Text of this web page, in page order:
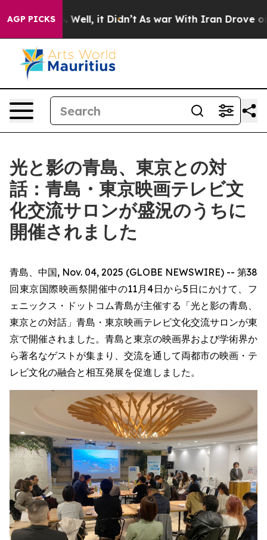
AGP PICKS
Well, it Didn’t As war With Iran Drove oil Prices
光と影の青島、東京との対
話：青島・東京映画テレビ文
化交流サロンが盛況のうちに
開催されました
青島、中国, Nov. 04, 2025 (GLOBE NEWSWIRE) -- 第38
回東京国際映画祭開催中の11月4日から5日にかけて、フ
ェニックス・ドットコム青島が主催する「光と影の青島、
東京との対話」青島・東京映画テレビ文化交流サロンが東
京で開催されました。青島と東京の映画界および学術界か
ら著名なゲストが集まり、交流を通して両都市の映画・テ
レビ文化の融合と相互発展を促進しました。